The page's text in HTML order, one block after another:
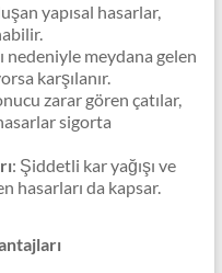
yapısal hasarlar,
nedeniyle meydana gelen
karşılanır.
zarar gören çatılar,
sigorta
: Şiddetli kar yağışı ve
hasarları da kapsar.